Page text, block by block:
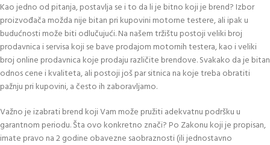
Kao jedno od pitanja, postavlja se i to da li je bitno koji je brend? Izbor
proizvođača možda nije bitan pri kupovini motorne testere, ali ipak u
budućnosti može biti odlučujući. Na našem tržištu postoji veliki broj
prodavnica i servisa koji se bave prodajom motornih testera, kao i veliki
broj online prodavnica koje prodaju različite brendove. Svakako da je bitan
odnos cene i kvaliteta, ali postoji još par sitnica na koje treba obratiti
pažnju pri kupovini, a često ih zaboravljamo.
Važno je izabrati brend koji Vam može pružiti adekvatnu podršku u
garantnom periodu. Šta ovo konkretno znači? Po Zakonu koji je propisan,
imate pravo na 2 godine obavezne saobraznosti (ili jednostavno